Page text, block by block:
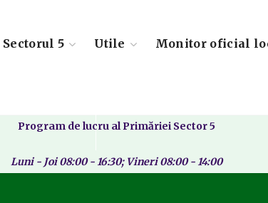
Sectorul 5 Utile Monitor oficial
Program de lucru al Primăriei Sector 5
Luni - Joi 08:00 - 16:30; Vineri 08:00 - 14:00